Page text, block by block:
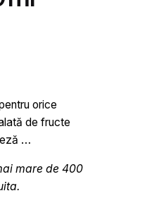
orice
de fructe
…
mare de 400